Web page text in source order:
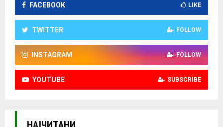
FACEBOOK LIKE
TWITTER FOLLOW
INSTAGRAM FOLLOW
YOUTUBE SUBSCRIBE